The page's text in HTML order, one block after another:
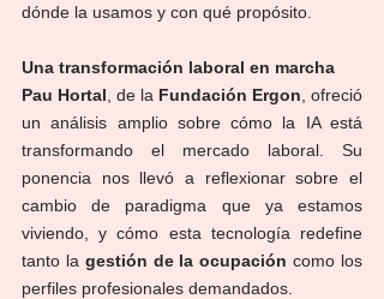
dónde la usamos y con qué propósito.
Una transformación laboral en marcha
Pau Hortal , de la Fundación Ergon , ofreció
un análisis amplio sobre cómo la IA está
transformando el mercado laboral. Su
ponencia nos llevó a reflexionar sobre el
cambio de paradigma que ya estamos
viviendo, y cómo esta tecnología redefine
tanto la gestión de la ocupación como los
perfiles profesionales demandados.